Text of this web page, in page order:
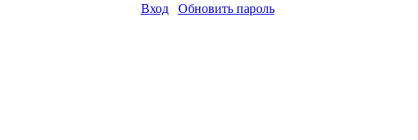
Вход Обновить пароль